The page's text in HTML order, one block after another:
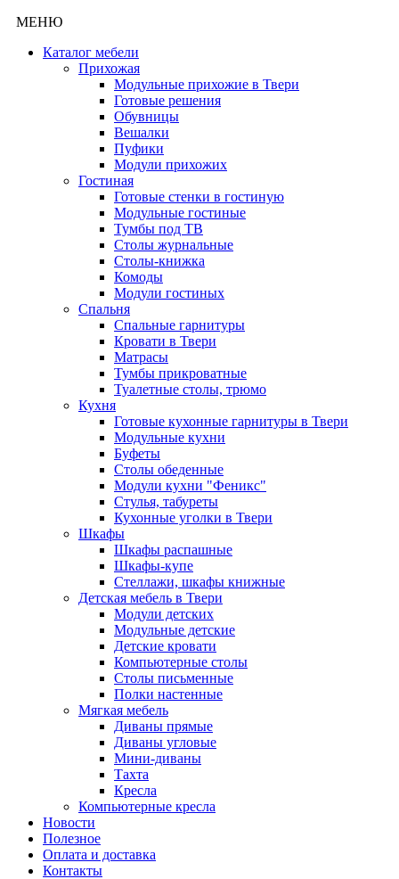
МЕНЮ
Каталог мебели
Прихожая
Модульные прихожие в Твери
Готовые решения
Обувницы
Вешалки
Пуфики
Модули прихожих
Гостиная
Готовые стенки в гостиную
Модульные гостиные
Тумбы под ТВ
Столы журнальные
Столы-книжка
Комоды
Модули гостиных
Спальня
Спальные гарнитуры
Кровати в Твери
Матрасы
Тумбы прикроватные
Туалетные столы, трюмо
Кухня
Готовые кухонные гарнитуры в Твери
Модульные кухни
Буфеты
Столы обеденные
Модули кухни "Феникс"
Стулья, табуреты
Кухонные уголки в Твери
Шкафы
Шкафы распашные
Шкафы-купе
Стеллажи, шкафы книжные
Детская мебель в Твери
Модули детских
Модульные детские
Детские кровати
Компьютерные столы
Столы письменные
Полки настенные
Мягкая мебель
Диваны прямые
Диваны угловые
Мини-диваны
Тахта
Кресла
Компьютерные кресла
Новости
Полезное
Оплата и доставка
Контакты